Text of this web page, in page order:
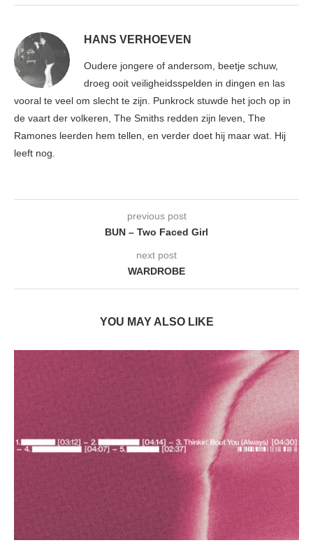
HANS VERHOEVEN
Oudere jongere of andersom, beetje schuw,
droeg ooit veiligheidsspelden in dingen en las
vooral te veel om slecht te zijn. Punkrock stuwde het joch op in
de vaart der volkeren, The Smiths redden zijn leven, The
Ramones leerden hem tellen, en verder doet hij maar wat. Hij
leeft nog.
previous post
BUN – Two Faced Girl
next post
WARDROBE
YOU MAY ALSO LIKE